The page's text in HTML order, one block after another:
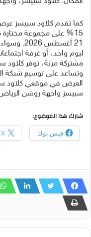
كما تقدم كلاود سبيسز
21 أغسطس
ليوم واحد، أو غرفة
مشتركة مرنة، توفر كلاود
وتساعد على توسيع شبكة
العرض في موقعي كلاود
سبيسز واجهة روشن
شارك هذا الموضوع:
فيس بوك X